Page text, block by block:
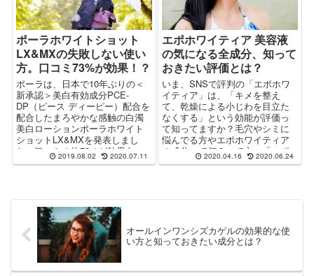
ポーラホワイトショット
LX&MXの失敗しない使い
方。口コミ73%が効果！？
ポーラは、日本で10年ぶりの＜
新承認＞美白有効成分PCE-
DP（ピース ディーピー）配合を
配合したまろやかな感触の白濁
美白ローションポーラホワイト
ショットLX&MXを発表しまし
た。口コミの約73%が効果あ
り、続けて使いたいと投稿して
す。使い方の順番についても調
べてみました。
2019.08.02 2020.07.11
エポホワイティア 美容液
の気になる全成分、知って
おきたい評価とは？
いま、SNSで評判の「エポホワ
イティア」は、「キメを整え
て、乾燥による小じわを目立た
なくする」という効能が評価っ
て知ってますか？毛穴やシミに
悩んでる方やエポホワイティア
の成分って何？って方へ「エポ
ホワイティアの成分って実際ど
2020.04.16 2020.06.24
オールインワンシズカゲルの効果的な使
い方と知っておきたい成分とは？